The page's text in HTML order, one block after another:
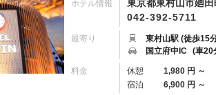
ホテル情報
東京都東村山市廻
042-392-5711
最寄り
東村山駅 (徒歩15
国立府中IC (車20
料金 休憩 1,980 円 ～
宿泊
6,900 円 ～